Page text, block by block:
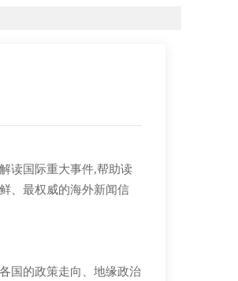
读国际重大事件,帮助读
、最权威的海外新闻信
国的政策走向、地缘政治